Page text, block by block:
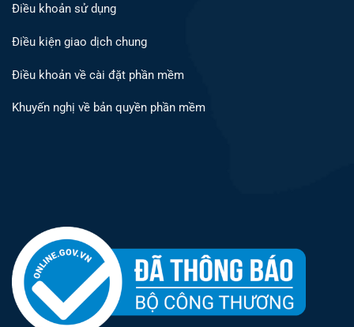
Điều khoản sử dụng
Điều kiện giao dịch chung
Điều khoản về cài đặt phần mềm
Khuyến nghị về bản quyền phần mềm